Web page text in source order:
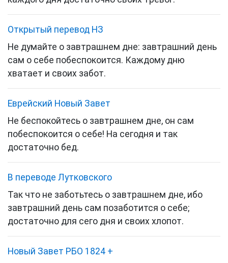
Открытый перевод НЗ
Не думайте о завтрашнем дне: завтрашний день
сам о себе побеспокоится. Каждому дню
хватает и своих забот.
Еврейский Новый Завет
Не беспокойтесь о завтрашнем дне, он сам
побеспокоится о себе! На сегодня и так
достаточно бед.
В переводе Лутковского
Так что не заботьтесь о завтрашнем дне, ибо
завтрашний день сам позаботится о себе;
достаточно для сего дня и своих хлопот.
Новый Завет РБО 1824 +